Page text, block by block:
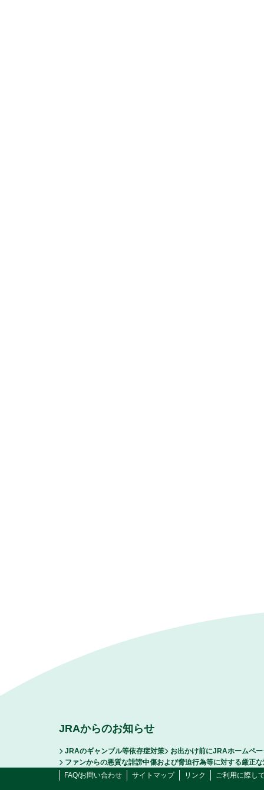
JRAからのお知らせ
JRAのギャンブル等依存症対策
お出かけ前にJRAホームペ
ファンからの悪質な誹謗中傷および脅迫行為等に対する厳正
FAQ/お問い合わせ
サイトマップ リンク ご利用に際し